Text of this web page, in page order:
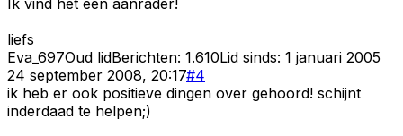
liefs
Eva_697Oud lidBerichten: 1.610Lid sinds: 1 januari 2005
24 september 2008, 20:17#4
ik heb er ook positieve dingen over gehoord! schijnt
inderdaad te helpen;)